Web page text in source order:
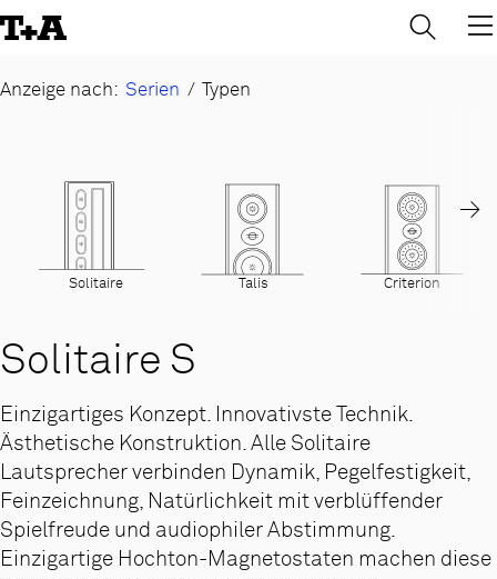
to
Anzeige nach: Serien / Typen
Solitaire Talis Criterion
→
Solitaire S
Einzigartiges Konzept. Innovativste Technik.
Ästhetische Konstruktion. Alle Solitaire
Lautsprecher verbinden Dynamik, Pegelfestigkeit,
Feinzeichnung, Natürlichkeit mit verblüffender
Spielfreude und audiophiler Abstimmung.
Einzigartige Hochton-Magnetostaten machen diese
→ ×